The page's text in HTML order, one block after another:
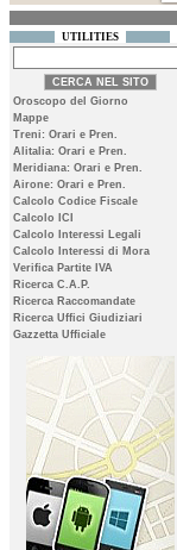
UTILITIES
Oroscopo del Giorno
Mappe
Treni: Orari e Pren.
Alitalia: Orari e Pren.
Meridiana: Orari e Pren.
Airone: Orari e Pren.
Calcolo Codice Fiscale
Calcolo ICI
Calcolo Interessi Legali
Calcolo Interessi di Mora
Verifica Partite IVA
Ricerca C.A.P.
Ricerca Raccomandate
Ricerca Uffici Giudiziari
Gazzetta Ufficiale